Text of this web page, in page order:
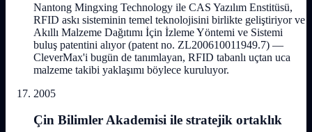
Nantong Mingxing Technology ile CAS Yazılım Enstitüsü,
RFID askı sisteminin temel teknolojisini birlikte geliştiriyor ve
Akıllı Malzeme Dağıtımı İçin İzleme Yöntemi ve Sistemi
buluş patentini alıyor (patent no. ZL200610011949.7) —
CleverMax'i bugün de tanımlayan, RFID tabanlı uçtan uca
malzeme takibi yaklaşımı böylece kuruluyor.
2005
Çin Bilimler Akademisi ile stratejik ortaklık